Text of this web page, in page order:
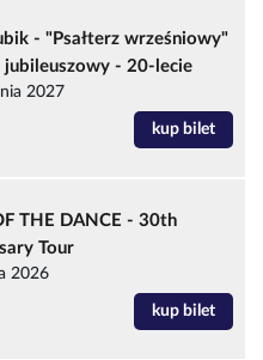
- "Psałterz wrześniowy"
jubileuszowy - 20-lecie
2027
kup bilet
THE DANCE - 30th
Tour
2026
kup bilet